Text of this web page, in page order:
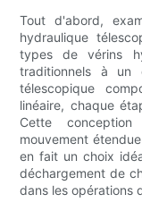
Tout d'abord,
hydraulique
types de vérins
traditionnels à un
télescopique
linéaire, chaque
Cette
mouvement
en fait un choix
déchargement de
dans les opérations